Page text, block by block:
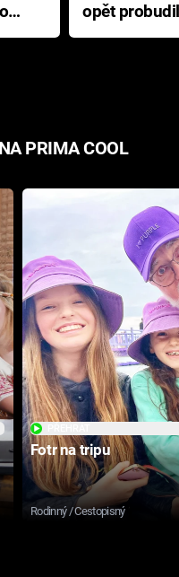
opět
přichází s
PRIMA COOL
Fotr na tripu
Rodinný / Cestopisný